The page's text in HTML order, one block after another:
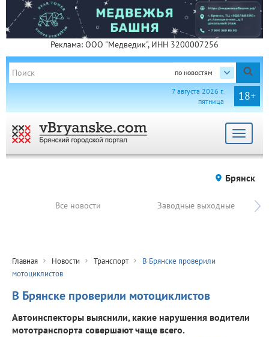
Реклама: ООО "Медведик", ИНН 3200007256
по новостям
18+
7 августа 2026 г.
пятница
Toggle
Брянск
Все новости Заводные выходные
Главная Новости Транспорт
В Брянске проверили
мотоциклистов
В Брянске проверили мотоциклистов
Автоинспекторы выяснили, какие нарушения водители
мототранспорта совершают чаще всего.